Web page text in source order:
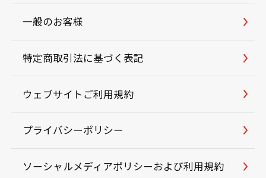
一般のお客様
特定商取引法に基づく表記
ウェブサイトご利用規約
プライバシーポリシー
ソーシャルメディアポリシーおよび利用規約